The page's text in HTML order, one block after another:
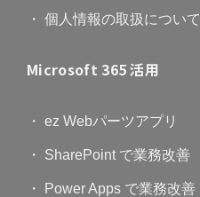
・ 個人情報の取扱について
Microsoft 365 活用
・ ez Webパーツアプリ
・ SharePoint で業務改善
・ Power Apps で業務改善